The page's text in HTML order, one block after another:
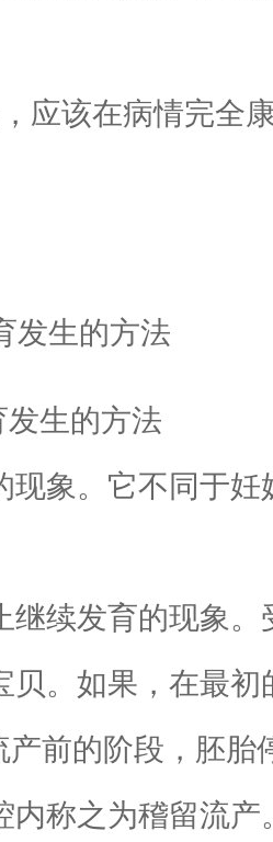
该在病情完全
生的方法
象。它不同于妊
续发育的现象。
。如果，在最
前的阶段，胚
称之为稽留流